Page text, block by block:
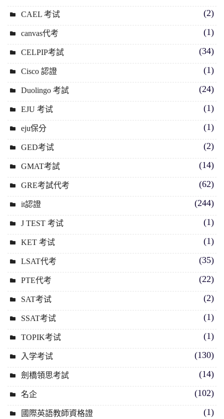
CAEL 考试 (2)
canvas代考 (1)
CELPIP考試 (34)
Cisco 認證 (1)
Duolingo 考試 (24)
EJU 考试 (1)
eju保分 (1)
GED考试 (2)
GMAT考試 (14)
GRE考試代考 (62)
it認證 (244)
J TEST 考试 (1)
KET 考试 (1)
LSAT代考 (35)
PTE代考 (22)
SAT考试 (2)
SSAT考试 (1)
TOPIK考试 (1)
入学考试 (130)
劍橋領思考試 (14)
名企 (102)
國際英語教師資格證 (1)